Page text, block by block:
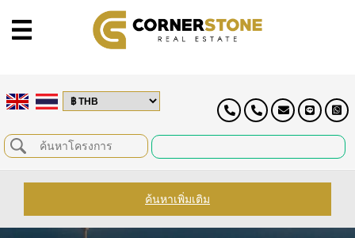
ค้นหาเพิ่มเติม